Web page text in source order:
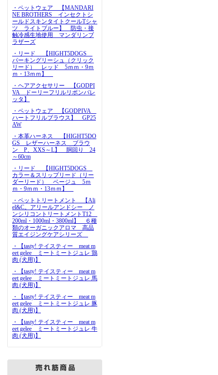
・ペットウェア 【MANDARI
NE BROTHERS インセクトシ
ールドスキンタイトクールTシャ
ツ ライトブルー】 防虫・接
触冷感生地使用 マンダリンブ
ラザーズ
・リード 【HIGHT5DOGS
パーキングリーシュ（クリック
リード） レッド 5ｍｍ・9ｍ
ｍ・13ｍｍ】
・ヘアアクセサリー 【GODPI
VA ドーリーフリルリボンバレ
ッタ】
・ペットウェア 【GODPIVA
ハートフリルブラウス】 GP25
AW
・本革ハーネス 【HIGHT5DO
GS レザーハーネス ブラウ
ン P、XXS～L】 胴回り 24
～60cm
・リード 【HIGHT5DOGS
カラー＆スリップリード（リー
ダーリード） ベージュ 5ｍ
ｍ・9ｍｍ・13ｍｍ】
・ペットトリートメント 【Ali
el&C。アリールアンドシー ノ
ンシリコントリートメントT12
200ml・1000ml・3800ml】 ６種
類のオーガニックアロマ 高品
質エイジングケアシリーズ
・【tasty! テイスティー meat m
eet gelee ミートミートジュレ 鶏
肉 (犬用)】
・【tasty! テイスティー meat m
eet gelee ミートミートジュレ 馬
肉 (犬用)】
・【tasty! テイスティー meat m
eet gelee ミートミートジュレ 豚
肉 (犬用)】
・【tasty! テイスティー meat m
eet gelee ミートミートジュレ 牛
肉 (犬用)】